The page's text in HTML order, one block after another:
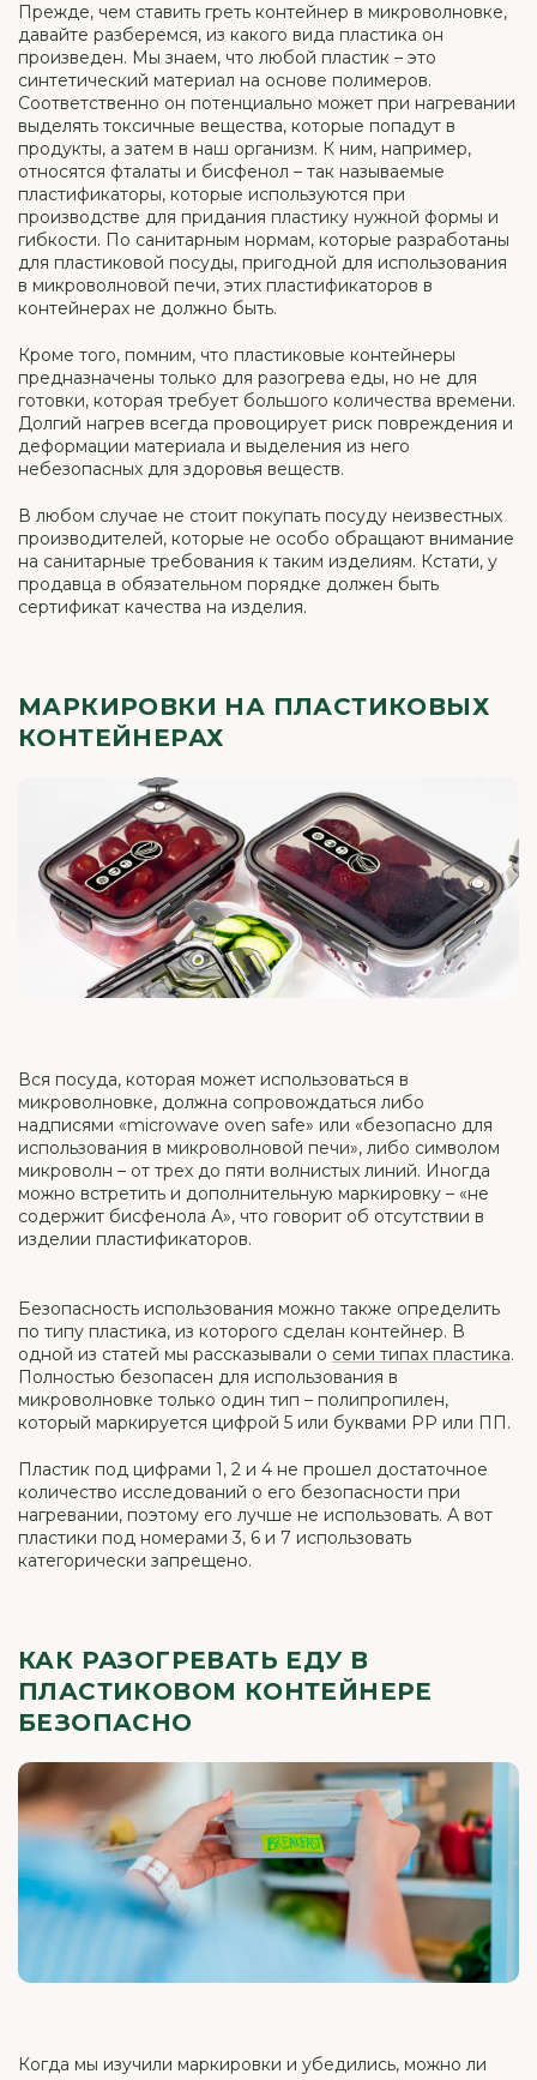
Прежде, чем ставить греть контейнер в микроволновке,
давайте разберемся, из какого вида пластика он
произведен. Мы знаем, что любой пластик – это
синтетический материал на основе полимеров.
Соответственно он потенциально может при нагревании
выделять токсичные вещества, которые попадут в
продукты, а затем в наш организм. К ним, например,
относятся фталаты и бисфенол – так называемые
пластификаторы, которые используются при
производстве для придания пластику нужной формы и
гибкости. По санитарным нормам, которые разработаны
для пластиковой посуды, пригодной для использования
в микроволновой печи, этих пластификаторов в
контейнерах не должно быть.
Кроме того, помним, что пластиковые контейнеры
предназначены только для разогрева еды, но не для
готовки, которая требует большого количества времени.
Долгий нагрев всегда провоцирует риск повреждения и
деформации материала и выделения из него
небезопасных для здоровья веществ.
В любом случае не стоит покупать посуду неизвестных
производителей, которые не особо обращают внимание
на санитарные требования к таким изделиям. Кстати, у
продавца в обязательном порядке должен быть
сертификат качества на изделия.
МАРКИРОВКИ НА ПЛАСТИКОВЫХ
КОНТЕЙНЕРАХ
Вся посуда, которая может использоваться в
микроволновке, должна сопровождаться либо
надписями «microwave oven safe» или «безопасно для
использования в микроволновой печи», либо символом
микроволн – от трех до пяти волнистых линий. Иногда
можно встретить и дополнительную маркировку – «не
содержит бисфенола А», что говорит об отсутствии в
изделии пластификаторов.
Безопасность использования можно также определить
по типу пластика, из которого сделан контейнер. В
одной из статей мы рассказывали о семи типах пластика.
Полностью безопасен для использования в
микроволновке только один тип – полипропилен,
который маркируется цифрой 5 или буквами PP или ПП.
Пластик под цифрами 1, 2 и 4 не прошел достаточное
количество исследований о его безопасности при
нагревании, поэтому его лучше не использовать. А вот
пластики под номерами 3, 6 и 7 использовать
категорически запрещено.
КАК РАЗОГРЕВАТЬ ЕДУ В
ПЛАСТИКОВОМ КОНТЕЙНЕРЕ
БЕЗОПАСНО
Когда мы изучили маркировки и убедились, можно ли